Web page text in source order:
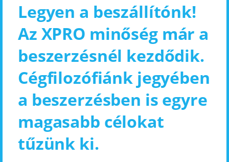
Legyen a beszállítónk!
Az XPRO minőség már a
beszerzésnél kezdődik.
Cégfilozófiánk jegyében
a beszerzésben is egyre
magasabb célokat
tűzünk ki.